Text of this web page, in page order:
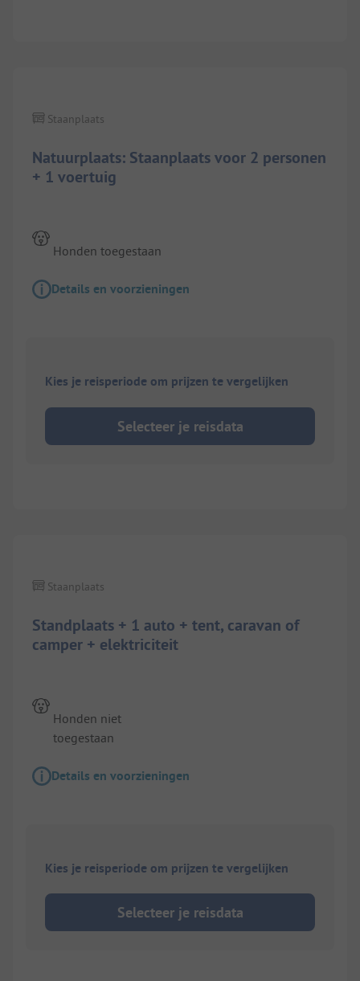
Natuurplaats: Staanplaats voor 2 personen
+ 1 voertuig
Staanplaats
Honden toegestaan
Details en voorzieningen
Kies je reisperiode om prijzen te vergelijken
Selecteer je reisdata
Standplaats + 1 auto + tent, caravan of
camper + elektriciteit
Staanplaats
Honden niet
toegestaan
Details en voorzieningen
Kies je reisperiode om prijzen te vergelijken
Selecteer je reisdata